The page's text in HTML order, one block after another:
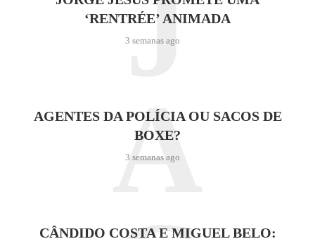
‘RENTRÉE’ ANIMADA
3 semanas ago
J
AGENTES DA POLÍCIA OU SACOS DE
BOXE?
3 semanas ago
A
CÂNDIDO COSTA E MIGUEL BELO: